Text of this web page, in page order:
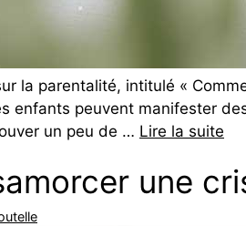
la parentalité, intitulé «
enfants peuvent manifester
un peu de … Lire la suite
une